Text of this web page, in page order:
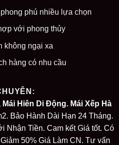
phú nhiều lựa chọn
với phong thủy
không ngại xa
hàng có nhu cầu
Mái Hiên Di Động. Mái Xếp Hà
Bảo Hành Dài Hạn 24 Tháng.
Nhận Tiền. Cam kết Giá tốt. Có
50% Giá Làm CN. Tư vấn